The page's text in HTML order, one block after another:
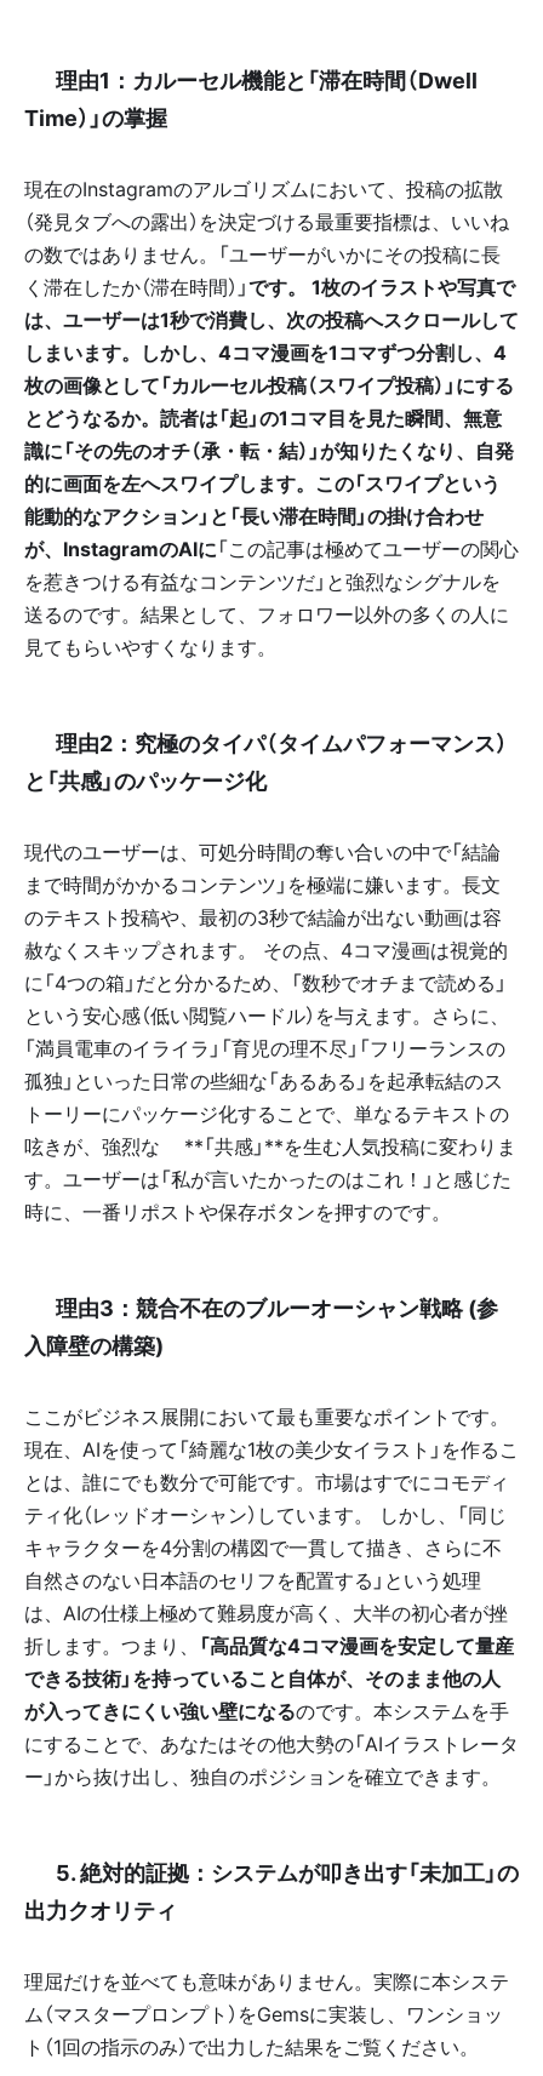
📌 理由1：カルーセル機能と「滞在時間（Dwell
Time）」の掌握
現在のInstagramのアルゴリズムにおいて、投稿の拡散
（発見タブへの露出）を決定づける最重要指標は、いいね
の数ではありません。「ユーザーがいかにその投稿に長
く滞在したか（滞在時間）」です。 1枚のイラストや写真で
は、ユーザーは1秒で消費し、次の投稿へスクロールして
しまいます。しかし、4コマ漫画を1コマずつ分割し、4
枚の画像として「カルーセル投稿（スワイプ投稿）」にする
とどうなるか。読者は「起」の1コマ目を見た瞬間、無意
識に「その先のオチ（承・転・結）」が知りたくなり、自発
的に画面を左へスワイプします。この「スワイプという
能動的なアクション」と「長い滞在時間」の掛け合わせ
が、InstagramのAIに 「この記事は極めてユーザーの関心
を惹きつける有益なコンテンツだ」と強烈なシグナルを
送るのです。結果として、フォロワー以外の多くの人に
見てもらいやすくなります。
📌 理由2：究極のタイパ（タイムパフォーマンス）
と「共感」のパッケージ化
現代のユーザーは、可処分時間の奪い合いの中で「結論
まで時間がかかるコンテンツ」を極端に嫌います。長文
のテキスト投稿や、最初の3秒で結論が出ない動画は容
赦なくスキップされます。 その点、4コマ漫画は視覚的
に「4つの箱」だと分かるため、「数秒でオチまで読める」
という安心感（低い閲覧ハードル）を与えます。さらに、
「満員電車のイライラ」「育児の理不尽」「フリーランスの
孤独」といった日常の些細な「あるある」を起承転結のス
トーリーにパッケージ化することで、単なるテキストの
呟きが、強烈な🤝**「共感」**を生む人気投稿に変わりま
す。ユーザーは「私が言いたかったのはこれ！」と感じた
時に、一番リポストや保存ボタンを押すのです。
📌 理由3：競合不在のブルーオーシャン戦略 (参
入障壁の構築)
ここがビジネス展開において最も重要なポイントです。
現在、AIを使って「綺麗な1枚の美少女イラスト」を作るこ
とは、誰にでも数分で可能です。市場はすでにコモディ
ティ化（レッドオーシャン）しています。 しかし、「同じ
キャラクターを4分割の構図で一貫して描き、さらに不
自然さのない日本語のセリフを配置する」という処理
は、AIの仕様上極めて難易度が高く、大半の初心者が挫
折します。つまり、
「高品質な4コマ漫画を安定して量産
できる技術」を持っていること自体が、そのまま他の人
が入ってきにくい強い壁になるのです。本システムを手
にすることで、あなたはその他大勢の「AIイラストレータ
ー」から抜け出し、独自のポジションを確立できます。
🖼️ 5. 絶対的証拠：システムが叩き出す「未加工」の
出力クオリティ
理屈だけを並べても意味がありません。実際に本システ
ム（マスタープロンプト）をGemsに実装し、ワンショッ
ト（1回の指示のみ）で出力した結果をご覧ください。